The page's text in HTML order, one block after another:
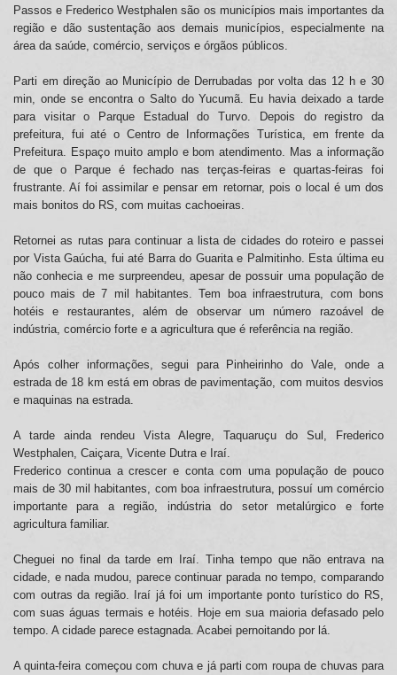
Passos e Frederico Westphalen são os municípios mais importantes da
região e dão sustentação aos demais municípios, especialmente na
área da saúde, comércio, serviços e órgãos públicos.
Parti em direção ao Município de Derrubadas por volta das 12 h e 30
min, onde se encontra o Salto do Yucumã. Eu havia deixado a tarde
para visitar o Parque Estadual do Turvo. Depois do registro da
prefeitura, fui até o Centro de Informações Turística, em frente da
Prefeitura. Espaço muito amplo e bom atendimento. Mas a informação
de que o Parque é fechado nas terças-feiras e quartas-feiras foi
frustrante. Aí foi assimilar e pensar em retornar, pois o local é um dos
mais bonitos do RS, com muitas cachoeiras.
Retornei as rutas para continuar a lista de cidades do roteiro e passei
por Vista Gaúcha, fui até Barra do Guarita e Palmitinho. Esta última eu
não conhecia e me surpreendeu, apesar de possuir uma população de
pouco mais de 7 mil habitantes. Tem boa infraestrutura, com bons
hotéis e restaurantes, além de observar um número razoável de
indústria, comércio forte e a agricultura que é referência na região.
Após colher informações, segui para Pinheirinho do Vale, onde a
estrada de 18 km está em obras de pavimentação, com muitos desvios
e maquinas na estrada.
A tarde ainda rendeu Vista Alegre, Taquaruçu do Sul, Frederico
Westphalen, Caiçara, Vicente Dutra e Iraí.
Frederico continua a crescer e conta com uma população de pouco
mais de 30 mil habitantes, com boa infraestrutura, possuí um comércio
importante para a região, indústria do setor metalúrgico e forte
agricultura familiar.
Cheguei no final da tarde em Iraí. Tinha tempo que não entrava na
cidade, e nada mudou, parece continuar parada no tempo, comparando
com outras da região. Iraí já foi um importante ponto turístico do RS,
com suas águas termais e hotéis. Hoje em sua maioria defasado pelo
tempo. A cidade parece estagnada. Acabei pernoitando por lá.
A quinta-feira começou com chuva e já parti com roupa de chuvas para